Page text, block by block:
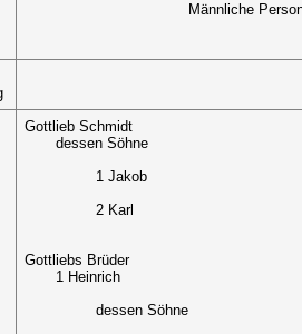
Männliche
Gottlieb Schmidt
dessen Söhne
1 Jakob
2 Karl
Gottliebs Brüder
1 Heinrich
dessen Söhne